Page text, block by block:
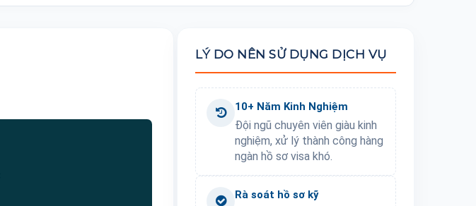
LÝ DO NÊN SỬ DỤNG DỊCH VỤ
10+ Năm Kinh Nghiệm
Đội ngũ chuyên viên giàu kinh
nghiệm, xử lý thành công hàng
ngàn hồ sơ visa khó.
Rà soát hồ sơ kỹ